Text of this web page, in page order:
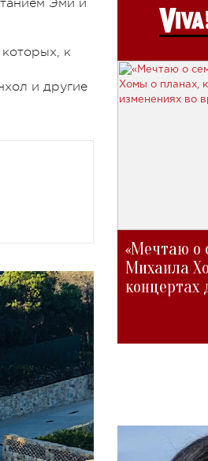
Эми и
к
и другие
«Мечтаю о
Михаила
концертах